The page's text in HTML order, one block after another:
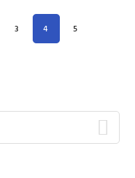
SEITE
3 SEITE
4 SEITE
5